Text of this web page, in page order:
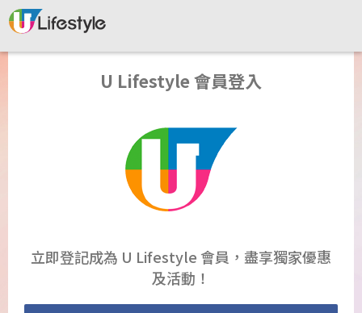
U Lifestyle 會員登入
立即登記成為 U Lifestyle 會員，盡享獨家優惠
及活動！